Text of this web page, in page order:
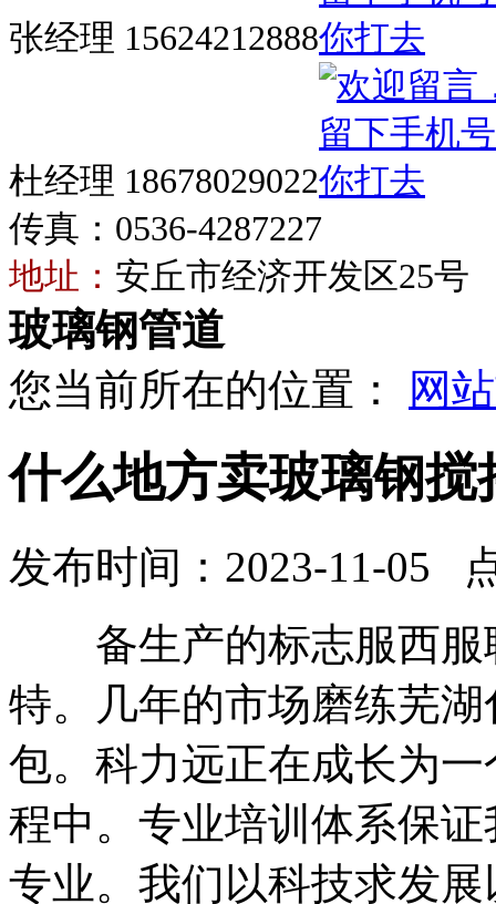
张经理 15624212888
杜经理 18678029022
传真：0536-4287227
地址： 安丘市经济开发区25号
玻璃钢管道
您当前所在的位置：
网
什么地方卖玻璃钢搅
发布时间：2023-11-05
备生产的标志服西服
特。几年的市场磨练芜
包。科力远正在成长为
程中。专业培训体系保
专业。我们以科技求发